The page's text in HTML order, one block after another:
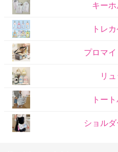
キー
トレ
プロマイ
リ
トー
ショル